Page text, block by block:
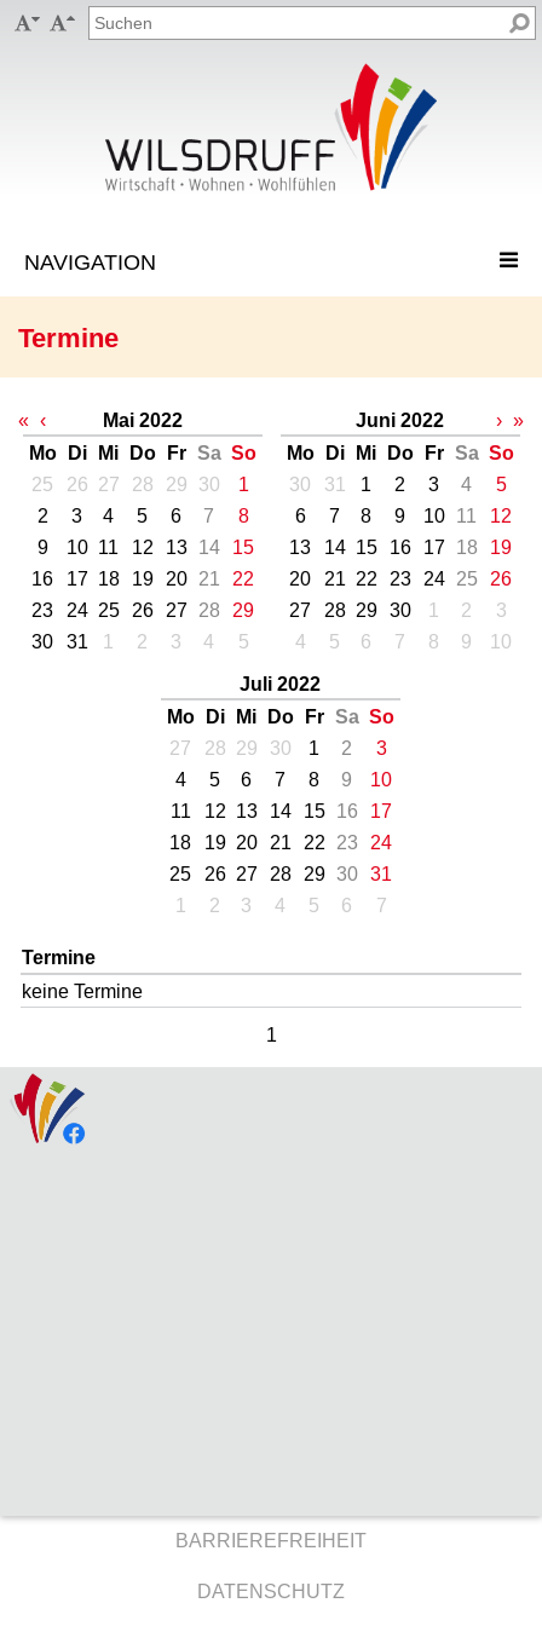
 
Termine
« ‹
Mai 2022
Mo
Di Mi Do Fr Sa So
25
26 27 28 29 30
1
2
3 4 5 6 7
8
9
10 11 12 13 14
15
16
17 18 19 20 21
22
23
24 25 26 27 28
29
30
31 1 2 3 4 5
Juni 2022
Mo
Di Mi Do Fr Sa So
30
31 1 2 3 4
5
6
7 8 9 10 11
12
13
14 15 16 17 18
19
20
21 22 23 24 25
26
27
28 29 30 1 2
3
4
5 6 7 8 9 10
Juli 2022
Mo
Di Mi Do Fr Sa So
27
28 29 30 1 2
3
4
5 6 7 8 9
10
11
12 13 14 15 16
17
18
19 20 21 22 23
24
25
26 27 28 29 30
31
1
2 3 4 5 6 7
› »
Termine
keine Termine
1
BARRIEREFREIHEIT
DATENSCHUTZ